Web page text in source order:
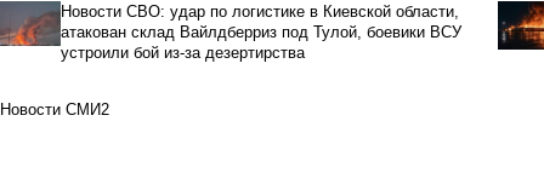
Новости СВО: удар по логистике в Киевской области,
атакован склад Вайлдберриз под Тулой, боевики ВСУ
устроили бой из-за дезертирства
Новости СМИ2